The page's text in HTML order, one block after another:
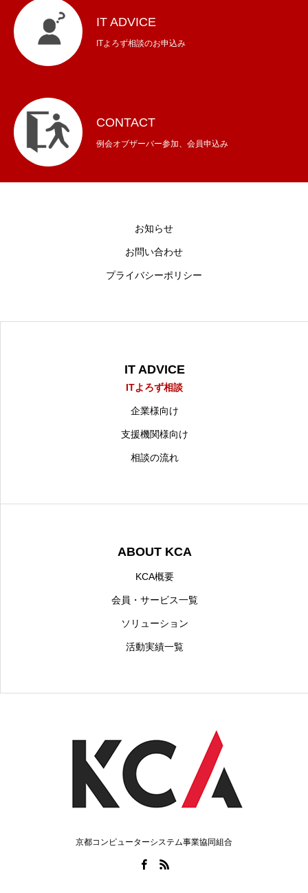
IT ADVICE
ITよろず相談のお申込み
CONTACT
例会オブザーバー参加、会員申込み
お知らせ
お問い合わせ
プライバシーポリシー
IT ADVICE
ITよろず相談
企業様向け
支援機関様向け
相談の流れ
ABOUT KCA
KCA概要
会員・サービス一覧
ソリューション
活動実績一覧
京都コンピューターシステム事業協同組合